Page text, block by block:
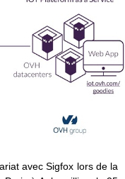
avec Sigfox lors de la